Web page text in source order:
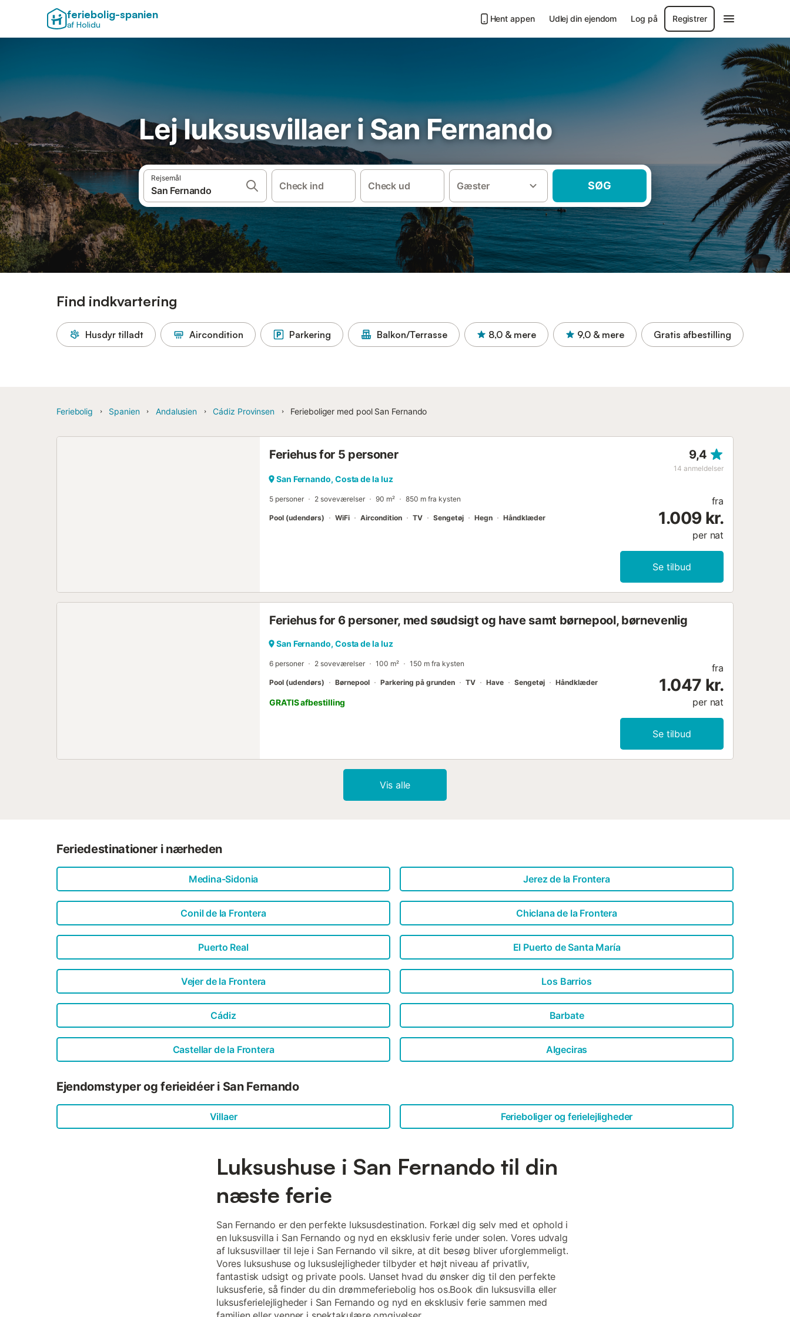
feriebolig-spanien
af Holidu
Hent appen Udlej din ejendom Log på Registrer
Lej luksusvillaer i San Fernando
Rejsemål
Check ind Check ud Gæster SØG
Find indkvartering
Husdyr tilladt Aircondition Parkering Balkon/Terrasse 8,0 & mere 9,0 & mere Gratis afbestilling
Feriebolig Spanien Andalusien Cádiz Provinsen Ferieboliger med pool San Fernando
Feriehus for 5 personer 9,4
14 anmeldelser
San Fernando, Costa de la luz
5 personer 2 soveværelser 90 m² 850 m fra kysten
Pool (udendørs) WiFi Aircondition TV Sengetøj Hegn Håndklæder
fra
1.009 kr.
per nat
Se tilbud
Feriehus for 6 personer, med søudsigt og have samt børnepool, børnevenlig
San Fernando, Costa de la luz
6 personer 2 soveværelser 100 m² 150 m fra kysten
Pool (udendørs) Børnepool Parkering på grunden TV Have Sengetøj Håndklæder
GRATIS afbestilling
fra
1.047 kr.
per nat
Se tilbud
Vis alle
Feriedestinationer i nærheden
Medina-Sidonia Jerez de la Frontera
Conil de la Frontera Chiclana de la Frontera
Puerto Real El Puerto de Santa María
Vejer de la Frontera Los Barrios
Cádiz Barbate
Castellar de la Frontera Algeciras
Ejendomstyper og ferieidéer i San Fernando
Villaer Ferieboliger og ferielejligheder
Luksushuse i San Fernando til din
næste ferie
San Fernando er den perfekte luksusdestination. Forkæl dig selv med et ophold i
en luksusvilla i San Fernando og nyd en eksklusiv ferie under solen. Vores udvalg
af luksusvillaer til leje i San Fernando vil sikre, at dit besøg bliver uforglemmeligt.
Vores luksushuse og luksuslejligheder tilbyder et højt niveau af privatliv,
fantastisk udsigt og private pools. Uanset hvad du ønsker dig til den perfekte
luksusferie, så finder du din drømmeferiebolig hos os.Book din luksusvilla eller
luksusferielejligheder i San Fernando og nyd en eksklusiv ferie sammen med